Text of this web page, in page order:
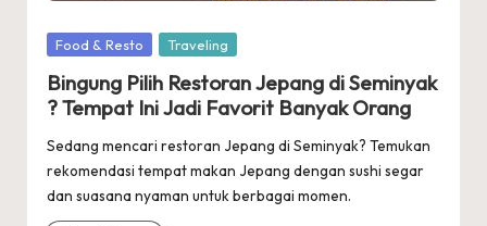
Posted
Food & Resto Traveling
Bingung Pilih Restoran Jepang di Seminyak
? Tempat Ini Jadi Favorit Banyak Orang
Sedang mencari restoran Jepang di Seminyak? Temukan
rekomendasi tempat makan Jepang dengan sushi segar
dan suasana nyaman untuk berbagai momen.